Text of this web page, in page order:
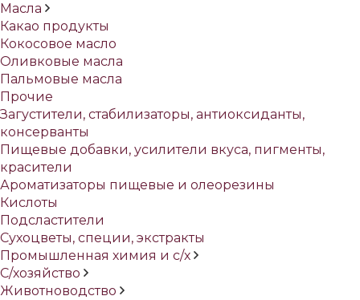
Масла
Какао продукты
Кокосовое масло
Оливковые масла
Пальмовые масла
Прочие
Загустители, стабилизаторы, антиоксиданты,
консерванты
Пищевые добавки, усилители вкуса, пигменты,
красители
Ароматизаторы пищевые и олеорезины
Кислоты
Подсластители
Сухоцветы, специи, экстракты
Промышленная химия и с/х
С/хозяйство
Животноводство